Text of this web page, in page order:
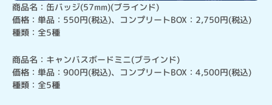
商品名：缶バッジ(57mm)(ブラインド)
価格：単品：550円(税込)、コンプリートBOX：2,750円(税込)
種類：全5種
商品名：キャンバスボードミニ(ブラインド)
価格：単品：900円(税込)、コンプリートBOX：4,500円(税込)
種類：全5種